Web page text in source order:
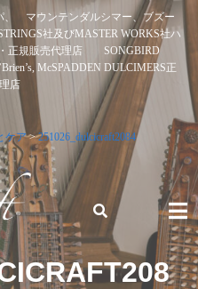
、 マウンテンダルシマー、ブズー
社及びMASTER WORKS社ハ
・正規販売代理店 SONGBIRD
McSPADDEN DULCIMERS正
店
ケア>251026_dulcicraft2084
ハルパ、 マウンテンダルシ
販売・修理 DUSTY STRINGS